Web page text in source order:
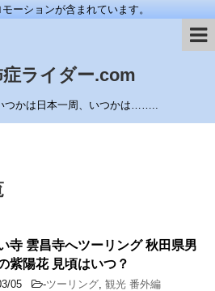
ーションが含まれています。
症ライダー.com
つかは日本一周、いつかは……..
寺 雲昌寺へツーリング 秋田県男
紫陽花 見頃はいつ？
05 -ツーリング 観光 番外編